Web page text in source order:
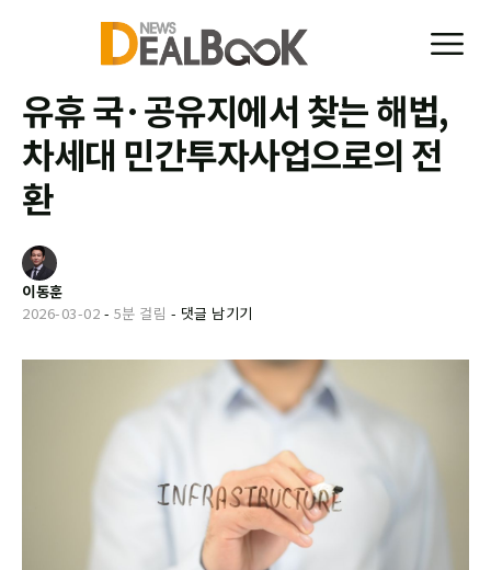
유휴 국·공유지에서 찾는 해법,
차세대 민간투자사업으로의 전
환
이동훈
2026-03-02 - 5분 걸림 - 댓글 남기기